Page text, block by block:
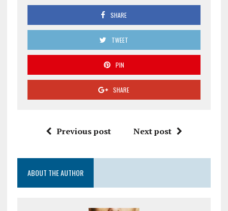
SHARE
TWEET
PIN
SHARE
Previous post Next post
ABOUT THE AUTHOR